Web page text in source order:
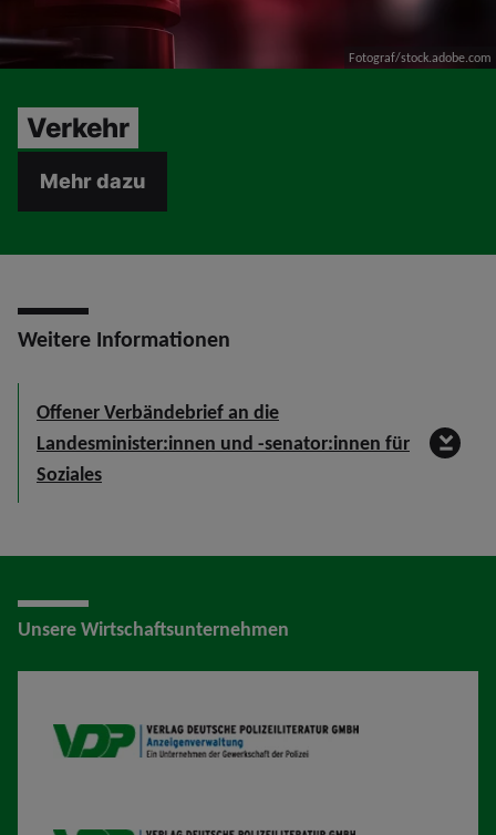
Fotograf/stock.adobe.com
Verkehr
Mehr dazu
Weitere Informationen
Offener Verbändebrief an die
Landesminister:innen und -senator:innen für
Soziales
Unsere Wirtschaftsunternehmen
VDP AV